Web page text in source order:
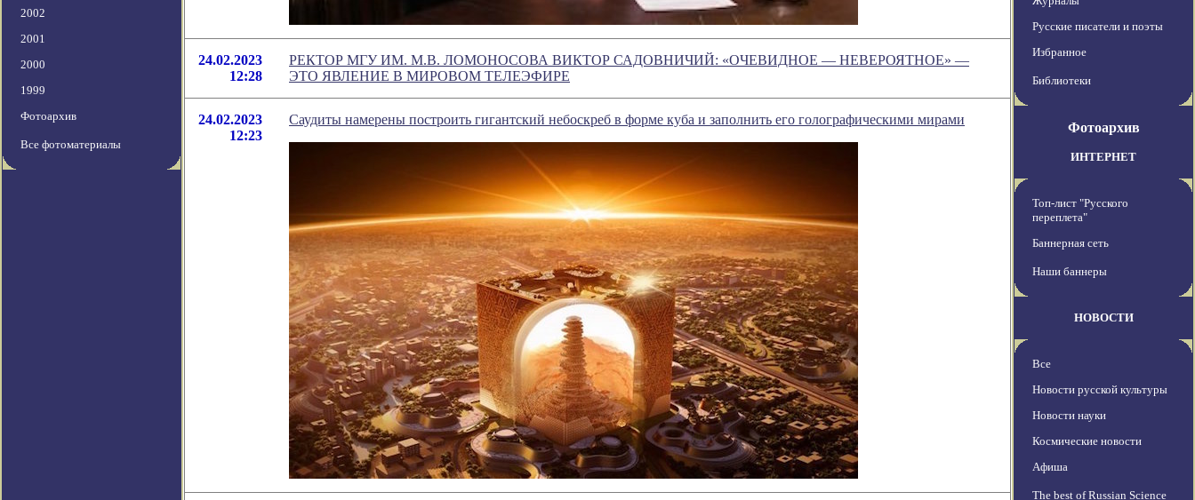
2002
2001
2000
1999
Фотоархив
Все фотоматериалы
24.02.2023
12:28
РЕКТОР МГУ ИМ. М.В. ЛОМОНОСОВА ВИКТОР САДОВНИЧИЙ: «ОЧЕВИДНОЕ — НЕВЕРОЯТНОЕ» —
ЭТО ЯВЛЕНИЕ В МИРОВОМ ТЕЛЕЭФИРЕ
24.02.2023
12:23
Саудиты намерены построить гигантский небоскреб в форме куба и заполнить его голографическими мирами
Русские писатели и поэты
Избранное
Библиотеки
Фотоархив
ИНТЕРНЕТ
Топ-лист "Русского
переплета"
Баннерная сеть
Наши баннеры
НОВОСТИ
Все
Новости русской культуры
Новости науки
Космические новости
Афиша
The best of Russian Science